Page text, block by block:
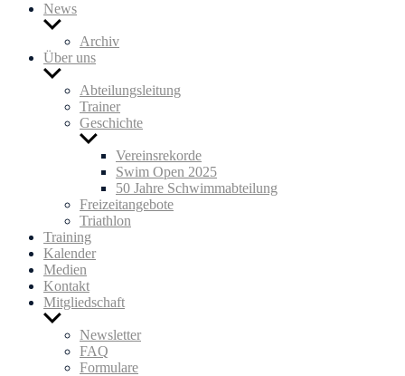
News
Untermenü
anzeigenArchiv
Über uns
Untermenü
anzeigenAbteilungsleitung
Trainer
Geschichte
Untermenü
anzeigenVereinsrekorde
Swim Open 2025
50 Jahre Schwimmabteilung
Freizeitangebote
Triathlon
Training
Kalender
Medien
Kontakt
Mitgliedschaft
Untermenü
anzeigenNewsletter
FAQ
Formulare